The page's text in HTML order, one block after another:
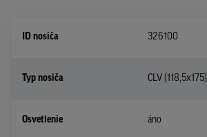
ID nosiča 326100
Typ nosiča CLV (118,5x175)
Osvetlenie áno